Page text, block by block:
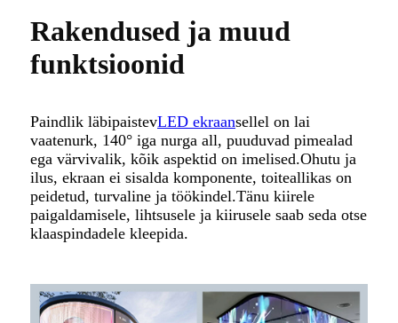
Rakendused ja muud
funktsioonid
Paindlik läbipaistevLED ekraansellel on lai
vaatenurk, 140° iga nurga all, puuduvad pimealad
ega värvivalik, kõik aspektid on imelised.Ohutu ja
ilus, ekraan ei sisalda komponente, toiteallikas on
peidetud, turvaline ja töökindel.Tänu kiirele
paigaldamisele, lihtsusele ja kiirusele saab seda otse
klaaspindadele kleepida.